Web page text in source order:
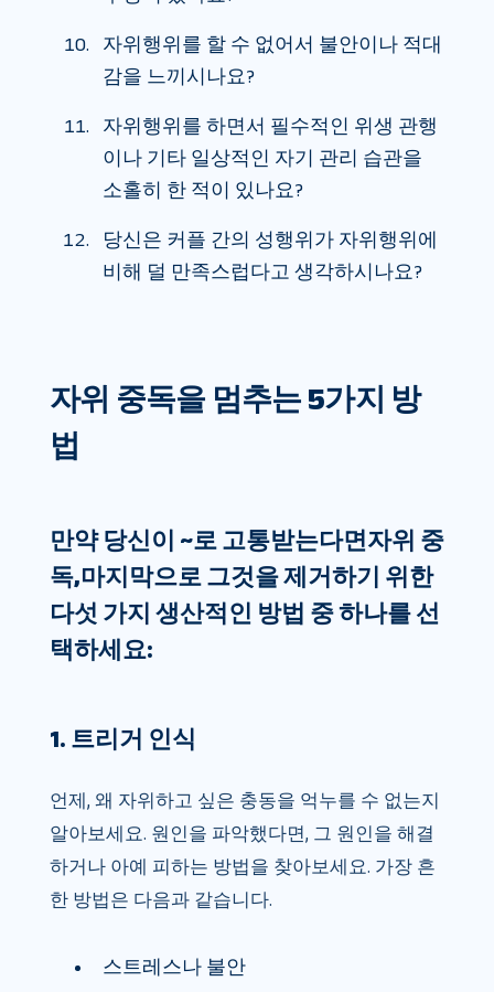
자위행위를 할 수 없어서 불안이나 적대
감을 느끼시나요?
자위행위를 하면서 필수적인 위생 관행
이나 기타 일상적인 자기 관리 습관을
소홀히 한 적이 있나요?
당신은 커플 간의 성행위가 자위행위에
비해 덜 만족스럽다고 생각하시나요?
자위 중독을 멈추는 5가지 방
법
만약 당신이 ~로 고통받는다면자위 중
독,마지막으로 그것을 제거하기 위한
다섯 가지 생산적인 방법 중 하나를 선
택하세요:
1. 트리거 인식
언제, 왜 자위하고 싶은 충동을 억누를 수 없는지
알아보세요. 원인을 파악했다면, 그 원인을 해결
하거나 아예 피하는 방법을 찾아보세요. 가장 흔
한 방법은 다음과 같습니다.
스트레스나 불안